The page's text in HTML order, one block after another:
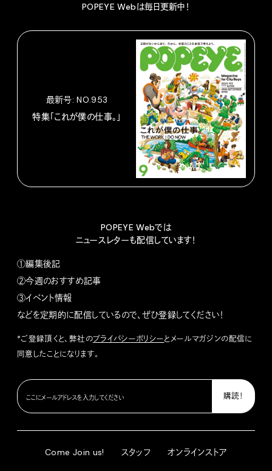
POPEYE Webは毎日更新中！
最新号: NO.953
特集「これが僕の仕事。」
POPEYE Webでは
ニュースレターも配信しています！
①編集後記
②今週のおすすめ記事
③イベント情報
などを定期的に配信しているので、ぜひ登録してください！
*ご登録頂くと、弊社のプライバシーポリシーとメールマガジンの配信に
同意したことになります。
Come Join us! スタッフ オンラインストア